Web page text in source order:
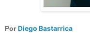
PorDiego Bastarrica